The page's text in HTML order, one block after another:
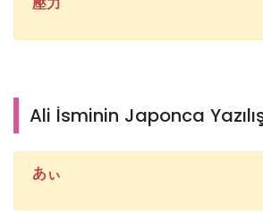
Ali İsminin Japonca
あぃ